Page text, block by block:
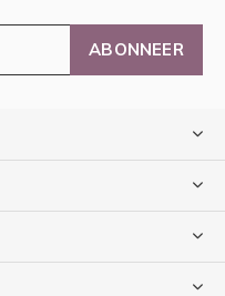
ABONNEER